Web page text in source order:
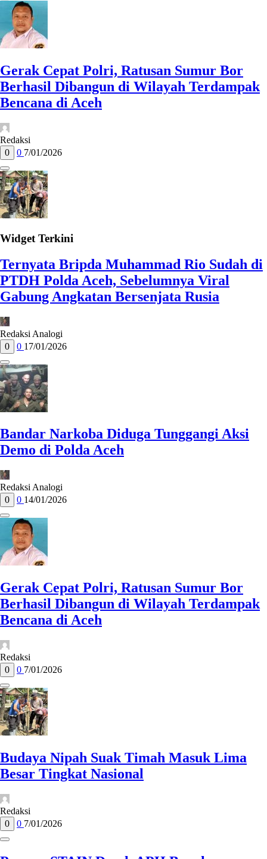
Gerak Cepat Polri, Ratusan Sumur Bor
Berhasil Dibangun di Wilayah Terdampak
Bencana di Aceh
Redaksi
0
0 7/01/2026
Widget Terkini
Ternyata Bripda Muhammad Rio Sudah di
PTDH Polda Aceh, Sebelumnya Viral
Gabung Angkatan Bersenjata Rusia
Redaksi Analogi
0
0 17/01/2026
Bandar Narkoba Diduga Tunggangi Aksi
Demo di Polda Aceh
Redaksi Analogi
0
0 14/01/2026
Gerak Cepat Polri, Ratusan Sumur Bor
Berhasil Dibangun di Wilayah Terdampak
Bencana di Aceh
Redaksi
0
0 7/01/2026
Budaya Nipah Suak Timah Masuk Lima
Besar Tingkat Nasional
Redaksi
0
0 7/01/2026